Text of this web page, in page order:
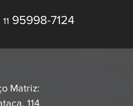
95998-7124
Matriz:
114